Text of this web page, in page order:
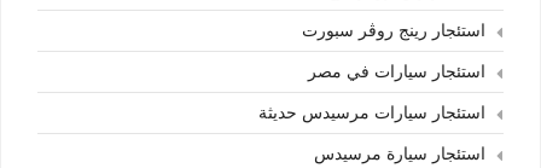
استئجار رينج روڤر سبورت
استئجار سيارات في مصر
استئجار سيارات مرسيدس حديثة
استئجار سيارة مرسيدس